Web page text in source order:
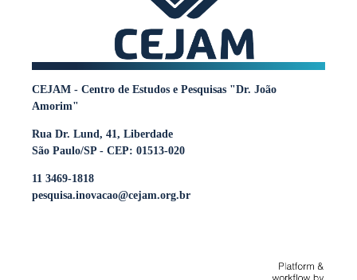
CEJAM - Centro de Estudos e Pesquisas "Dr. João
Amorim"
Rua Dr. Lund, 41, Liberdade
São Paulo/SP - CEP: 01513-020
11 3469-1818
pesquisa.inovacao@cejam.org.br